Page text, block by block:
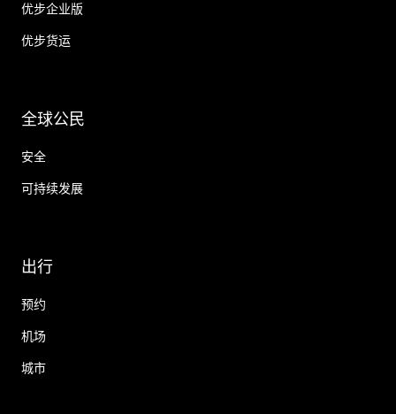
优步企业版
优步货运
全球公民
安全
可持续发展
出行
预约
机场
城市